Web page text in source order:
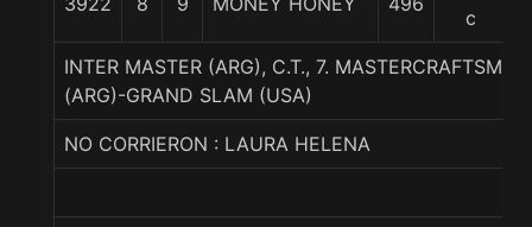
c
INTER MASTER (ARG), C.T., 7.
(ARG)-GRAND SLAM (USA)
NO CORRIERON : LAURA HELENA